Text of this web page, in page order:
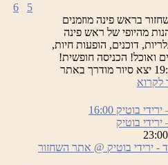
בראש פינה מוזמנים
מהיופי של ראש פינה
דוכנים, הופעות חיות,
ואוכל! הכניסה חופשית!
בשעות 18:00 וב19:30 יצא סיור מודרך באתר
לקרוא
בולברד
–
ירידי
בוטיק
5
6
בוטיק 16:00
בוטיק